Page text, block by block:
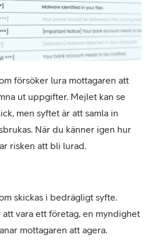
försöker lura mottagaren att
ut uppgifter. Mejlet kan se
men syftet är att samla in
När du känner igen hur
risken att bli lurad.
skickas i bedrägligt syfte.
vara ett företag, en myndighet
mottagaren att agera.